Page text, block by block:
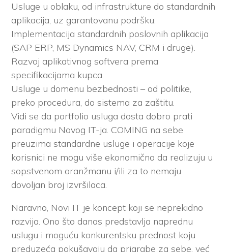
Usluge u oblaku, od infrastrukture do standardnih
aplikacija, uz garantovanu podršku.
Implementacija standardnih poslovnih aplikacija
(SAP ERP, MS Dynamics NAV, CRM i druge).
Razvoj aplikativnog softvera prema
specifikacijama kupca.
Usluge u domenu bezbednosti – od politike,
preko procedura, do sistema za zaštitu.
Vidi se da portfolio usluga dosta dobro prati
paradigmu Novog IT-ja. COMING na sebe
preuzima standardne usluge i operacije koje
korisnici ne mogu više ekonomično da realizuju u
sopstvenom aranžmanu i/ili za to nemaju
dovoljan broj izvršilaca.
Naravno, Novi IT je koncept koji se neprekidno
razvija. Ono što danas predstavlja naprednu
uslugu i moguću konkurentsku prednost koju
preduzeća pokušavaju da prigrabe za sebe, već